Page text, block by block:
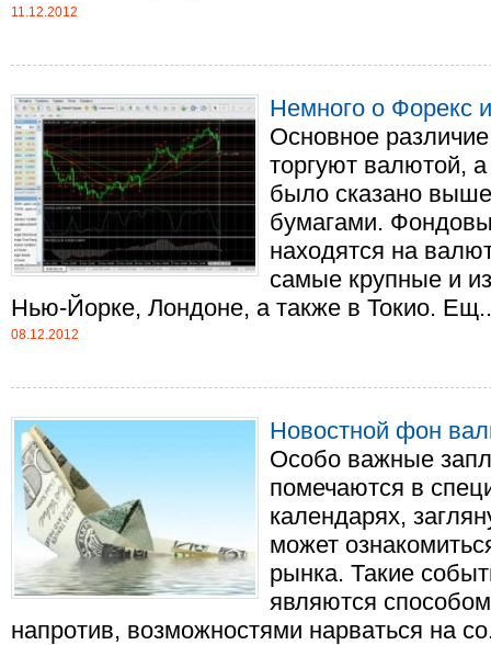
11.12.2012
Немного о Форекс
Основное
торгуют валютой,
было сказано
бумагами.
находятся на
самые крупные и
Нью-Йорке, Лондоне, а также в Токио.
08.12.2012
Новостной фон
Особо важные
помечаются в
календарях,
может
рынка. Такие
являются
напротив, возможностями нарваться на